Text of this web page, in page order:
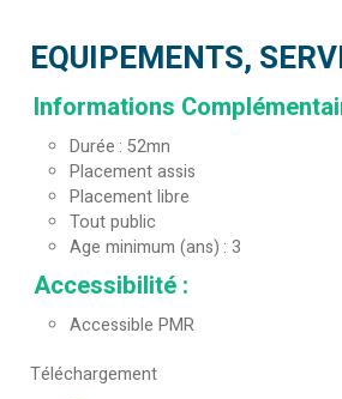
EQUIPEMENTS,
Informations
Durée 52mn
Placement assis
Placement libre
Tout public
Age minimum (ans) 3
Accessibilité :
Accessible PMR
Téléchargement